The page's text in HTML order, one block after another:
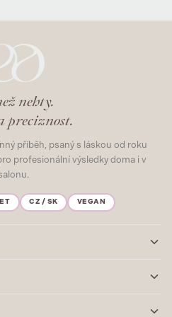
nehty.
preciznost.
příběh, psaný s láskou od roku
profesionální výsledky doma i v
CZ / SK VEGAN